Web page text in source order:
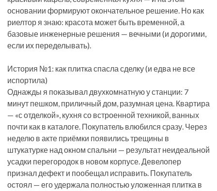
основании формируют окончательное решение. Но как
риелтор я знаю: красота может быть временной, а
базовые инженерные решения — вечными (и дорогими,
если их переделывать).
История №1: как плитка спасла сделку (и едва не все
испортила)
Однажды я показывал двухкомнатную у станции: 7
минут пешком, приличный дом, разумная цена. Квартира
— «с отделкой», кухня со встроенной техникой, ванных
почти как в каталоге. Покупатель влюбился сразу. Через
неделю в акте приёмки появились трещины в
штукатурке над окном спальни — результат неидеальной
усадки перегородок в новом корпусе. Девелопер
признал дефект и пообещал исправить. Покупатель
остоял — его удержала полностью уложенная плитка в